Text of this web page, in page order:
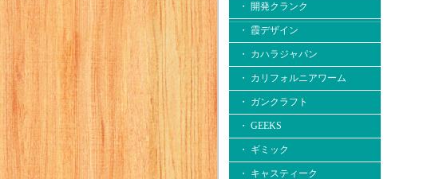
・ 開発クランク
・ 霞デザイン
・ カハラジャパン
・ カリフォルニアワーム
・ ガンクラフト
・ GEEKS
・ ギミック
・ キャスティーク